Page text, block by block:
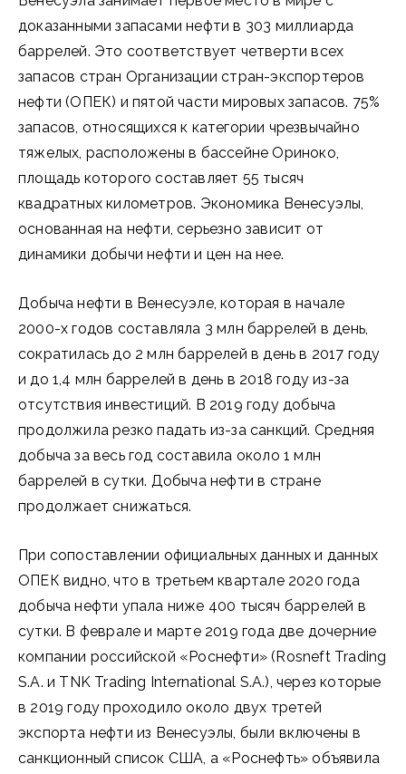
доказанными запасами нефти в 303 миллиарда
баррелей. Это соответствует четверти всех
запасов стран Организации стран-экспортеров
нефти (ОПЕК) и пятой части мировых запасов. 75%
запасов, относящихся к категории чрезвычайно
тяжелых, расположены в бассейне Ориноко,
площадь которого составляет 55 тысяч
квадратных километров. Экономика Венесуэлы,
основанная на нефти, серьезно зависит от
динамики добычи нефти и цен на нее.
Добыча нефти в Венесуэле, которая в начале
2000-х годов составляла 3 млн баррелей в день,
сократилась до 2 млн баррелей в день в 2017 году
и до 1,4 млн баррелей в день в 2018 году из-за
отсутствия инвестиций. В 2019 году добыча
продолжила резко падать из-за санкций. Средняя
добыча за весь год составила около 1 млн
баррелей в сутки. Добыча нефти в стране
продолжает снижаться.
При сопоставлении официальных данных и данных
ОПЕК видно, что в третьем квартале 2020 года
добыча нефти упала ниже 400 тысяч баррелей в
сутки. В феврале и марте 2019 года две дочерние
компании российской «Роснефти» (Rosneft Trading
S.A. и TNK Trading International S.A.), через которые
в 2019 году проходило около двух третей
экспорта нефти из Венесуэлы, были включены в
санкционный список США, а «Роснефть» объявила